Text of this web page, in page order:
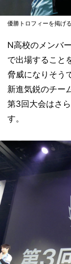
優勝トロフィーを掲げ
N高校のメンバ
で出場すること
脅威になりそう
新進気鋭のチー
第3回大会はさ
す。